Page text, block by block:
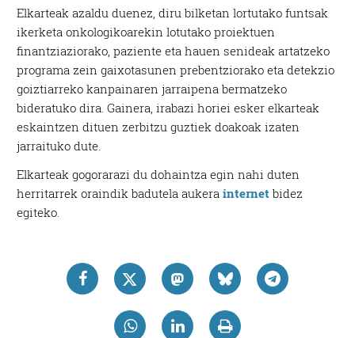
Elkarteak azaldu duenez, diru bilketan lortutako funtsak
ikerketa onkologikoarekin lotutako proiektuen
finantziaziorako, paziente eta hauen senideak artatzeko
programa zein gaixotasunen prebentziorako eta detekzio
goiztiarreko kanpainaren jarraipena bermatzeko
bideratuko dira. Gainera, irabazi horiei esker elkarteak
eskaintzen dituen zerbitzu guztiek doakoak izaten
jarraituko dute.
Elkarteak gogorarazi du dohaintza egin nahi duten
herritarrek oraindik badutela aukerainternet bidez
egiteko.